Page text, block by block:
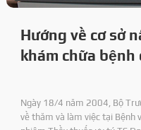
Hướng về cơ sở
khám chữa
Ngày 18/4 năm 2004, Bộ
về thăm và làm việc tại Bệnh